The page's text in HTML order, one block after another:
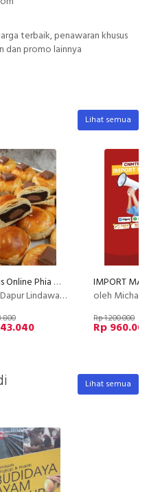
terbaik, penawaran khusus
dan promo lainnya
Lihat semua
Kursus Online Phia Ma Dapur Lindawaty PU
Lindawaty
IMPORT
oleh Michael Pranata
Rp 1.200.000
Rp
Lihat semua